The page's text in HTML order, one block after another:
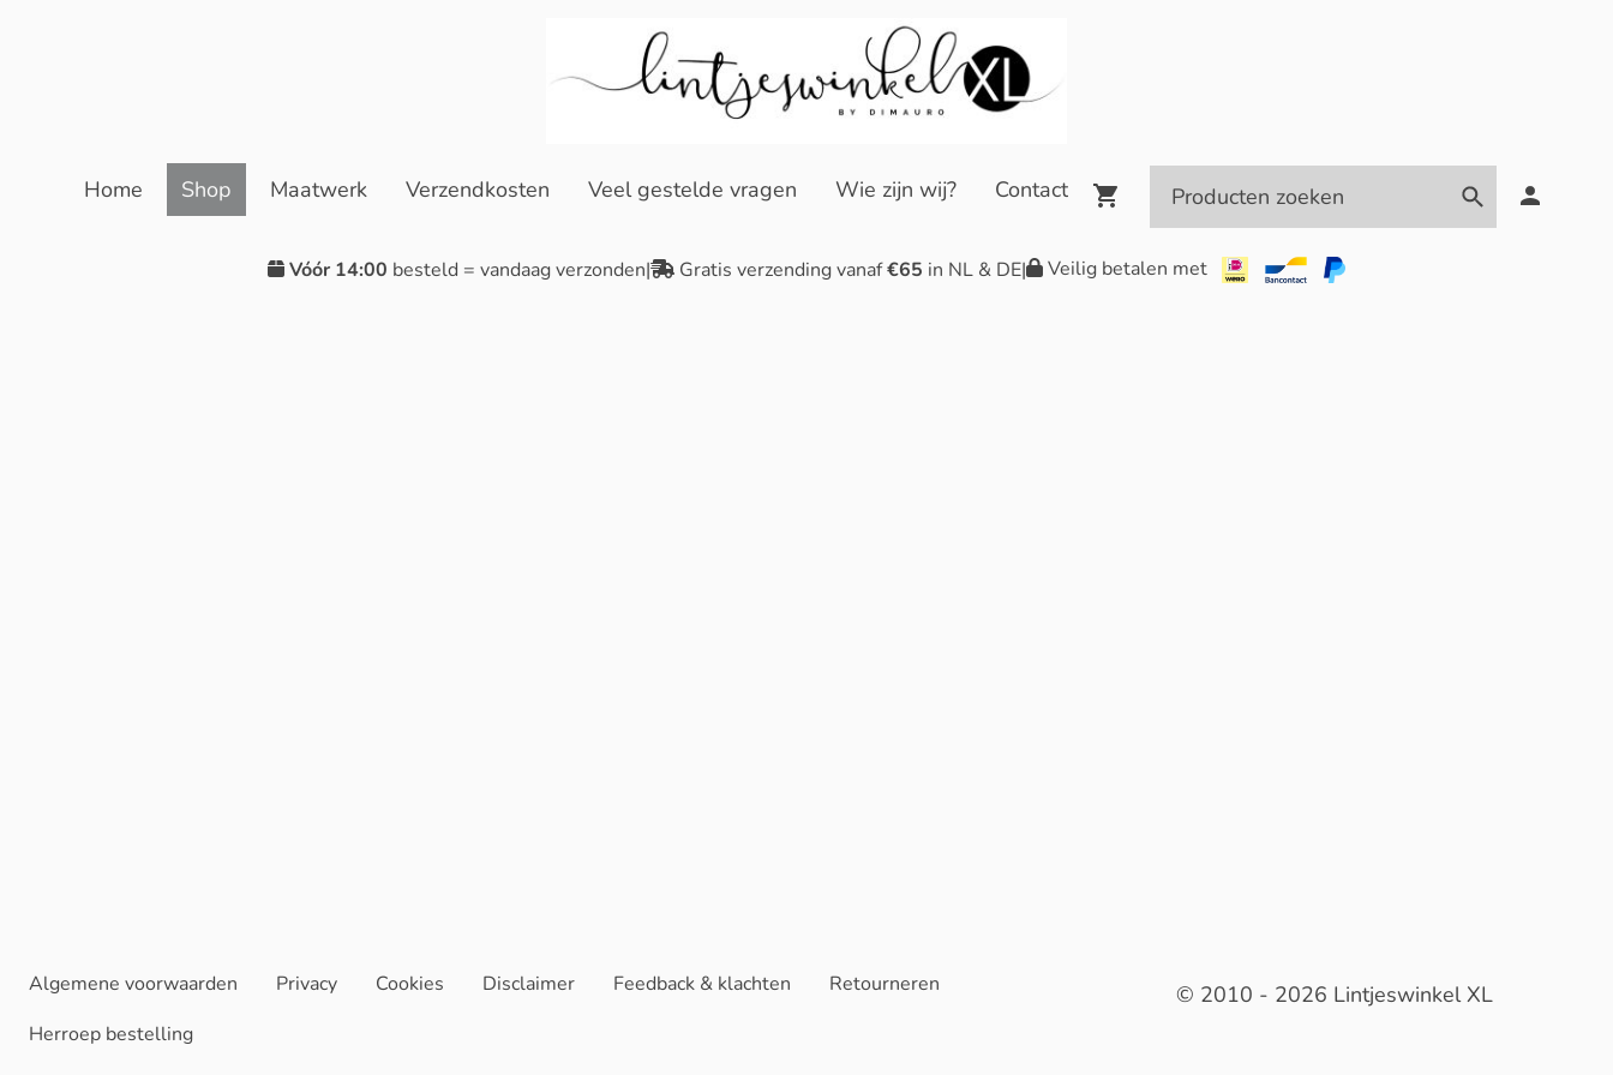
Home Shop Maatwerk Verzendkosten Veel gestelde vragen Wie zijn wij? Contact
Vóór 14:00 besteld = vandaag verzonden| Gratis verzending vanaf€65 in NL & DE| Veilig betalen met
Algemene voorwaarden Privacy Cookies Disclaimer Feedback & klachten
Retourneren
Herroep bestelling
© 2010 - 2026 Lintjeswinkel XL